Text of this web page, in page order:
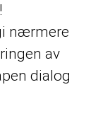
nærmere
av
dialog